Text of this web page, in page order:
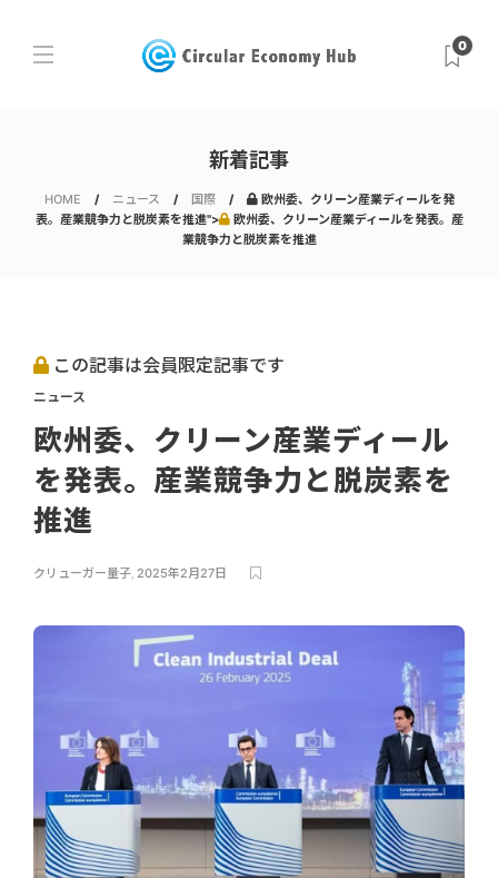
0
新着記事
HOME ニュース 国際
欧州委、クリーン産業ディールを発
表。産業競争力と脱炭素を推進">
欧州委、クリーン産業ディールを発表。産
業競争力と脱炭素を推進
この記事は会員限定記事です
ニュース
欧州委、クリーン産業ディール
を発表。産業競争力と脱炭素を
推進
クリューガー量子, 2025年2月27日